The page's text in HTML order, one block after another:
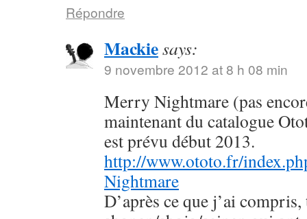
Répondre
Mackiesays:
9 novembre 2012 at 8 h 08 min
Merry Nightmare (pas
maintenant du catalogue
est prévu début 2013.
http://www.ototo.fr/
Nightmare
D’après ce que j’ai